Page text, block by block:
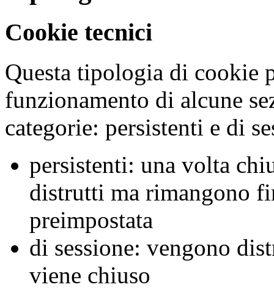
Cookie tecnici
Questa tipologia di cookie
funzionamento di alcune
categorie: persistenti e di
persistenti: una volta
distrutti ma rimangono
preimpostata
di sessione: vengono
viene chiuso